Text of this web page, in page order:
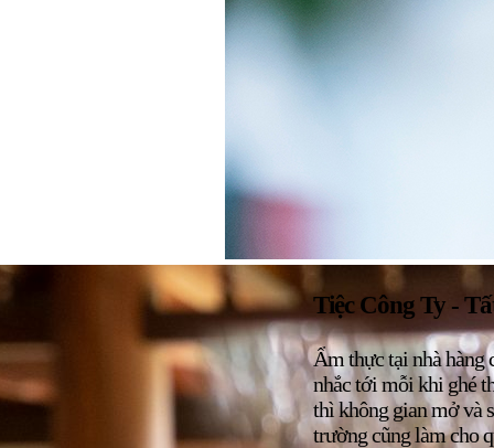
Tiệc Công Ty -
Ẩm thực tại nhà hàng
nhắc tới mỗi khi ghé
thì không gian mở và
trường cũng làm cho